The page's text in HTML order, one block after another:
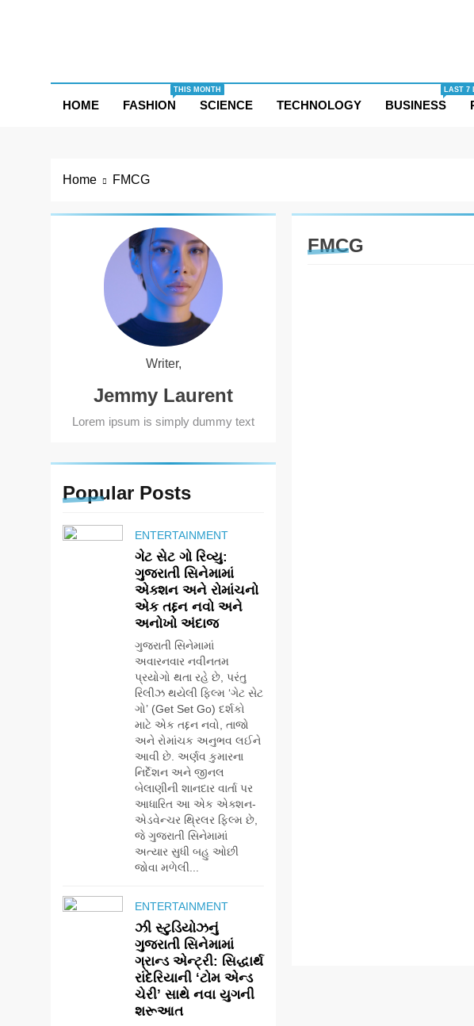
HOME FASHION
THIS MONTH
SCIENCE TECHNOLOGY BUSINESS
LAST 7
Home FMCG
Writer,
Jemmy Laurent
Lorem ipsum is simply dummy text
Popular Posts
ENTERTAINMENT
ગેટ સેટ ગો રિવ્યુ:
ગુજરાતી સિનેમામાં
એક્શન અને રોમાંચનો
એક તદ્દન નવો અને
અનોખો અંદાજ
ગુજરાતી સિનેમામાં
અવારનવાર નવીનતમ
પ્રયોગો થતા રહે છે, પરંતુ
રિલીઝ થયેલી ફિલ્મ ‘ગેટ સેટ
ગો’ (Get Set Go) દર્શકો
માટે એક તદ્દન નવો, તાજો
અને રોમાંચક અનુભવ લઈને
આવી છે. અર્ણવ કુમારના
નિર્દેશન અને જીનલ
બેલાણીની શાનદાર વાર્તા પર
આધારિત આ એક એક્શન-
એડવેન્ચર થ્રિલર ફિલ્મ છે,
જે ગુજરાતી સિનેમામાં
અત્યાર સુધી બહુ ઓછી
જોવા મળેલી...
ENTERTAINMENT
ઝી સ્ટુડિયોઝનું
ગુજરાતી સિનેમામાં
ગ્રાન્ડ એન્ટ્રી: સિદ્ધાર્થ
રાંદેરિયાની ‘ટોમ એન્ડ
ચેરી’ સાથે નવા યુગની
શરૂઆત
FMCG